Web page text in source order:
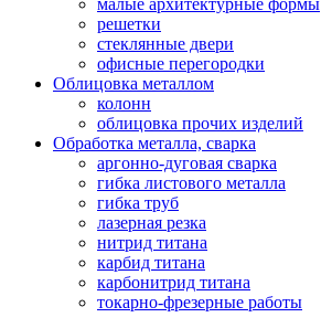
решетки
стеклянные двери
офисные перегородки
Облицовка металлом
колонн
облицовка прочих изделий
Обработка металла, сварка
аргонно-дуговая сварка
гибка листового металла
гибка труб
лазерная резка
нитрид титана
карбид титана
карбонитрид титана
токарно-фрезерные работы